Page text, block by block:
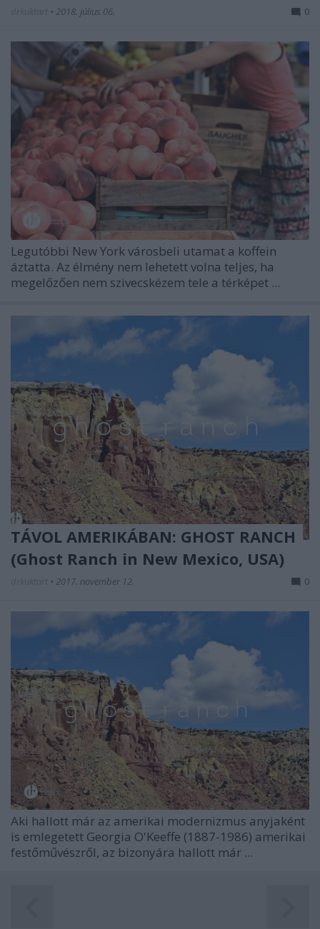
• 2018. július 06. 0
Legutóbbi New York városbeli utamat a koffein
áztatta. Az élmény nem lehetett volna teljes, ha
megelőzően nem szivecskézem tele a térképet ...
TÁVOL AMERIKÁBAN: GHOST RANCH
(Ghost Ranch in New Mexico, USA)
• 2017. november 12. 0
Aki hallott már az amerikai modernizmus anyjaként
is emlegetett Georgia O'Keeffe (1887-1986) amerikai
festőművészről, az bizonyára hallott már ...